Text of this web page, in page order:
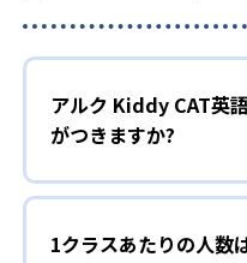
アルク Kiddy CAT英
がつきますか?
1クラスあたりの人数